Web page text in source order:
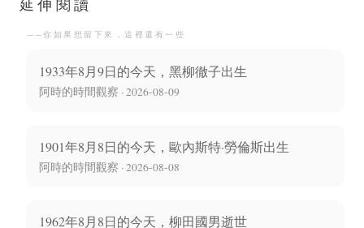
延伸閱讀
──你如果想留下來，這裡還有一些
1933年8月9日的今天，黑柳徹子出生
阿時的時間觀察 · 2026-08-09
1901年8月8日的今天，歐內斯特·勞倫斯出生
阿時的時間觀察 · 2026-08-08
1962年8月8日的今天，柳田國男逝世